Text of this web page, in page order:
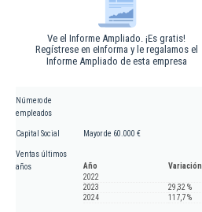
Ve el Informe Ampliado. ¡Es gratis!
Regístrese en eInforma y le regalamos el
Informe Ampliado de esta empresa
Número de
empleados
Capital Social Mayor de 60.000 €
Ventas últimos
años
Año
Variación
2022
2023
29,32 %
2024
117,7 %